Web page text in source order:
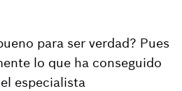
para ser verdad? Pues
lo que ha conseguido
especialista